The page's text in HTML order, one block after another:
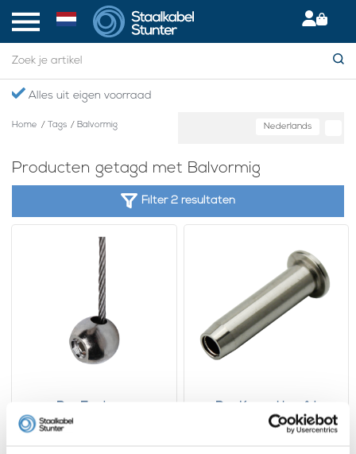
Alles uit eigen voorraad
Home / Tags / Balvormig Nederlands
Producten getagd met Balvormig
Filter 2 resultaten
Balvormig 2 en 3mm
eindstop